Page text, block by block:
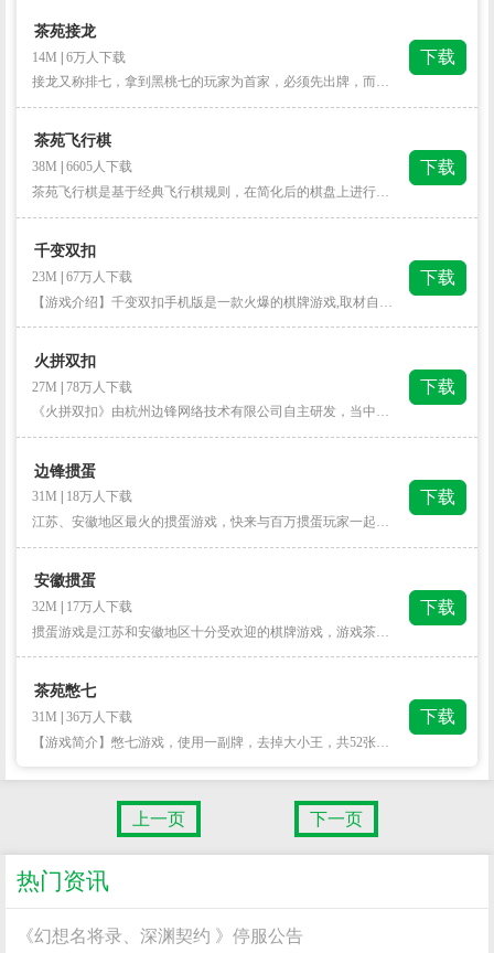
茶苑接龙
14M | 6万人下载
接龙又称排七，拿到黑桃七的玩家为首家，必须先出牌，而且必须为黑桃七，顾名思义，游戏名称就叫做排七，最后，桌面上会出现四色纸牌各接成一条龙，所以，也称之为接龙。
下载
茶苑飞行棋
38M
6605人下载
茶苑飞行棋是基于经典飞行棋规则，在简化后的棋盘上进行快速对决的休闲棋类游戏。在原汁原味的传统玩法上，又添加了创新的撞机规则，翻倍超刺激。 同时还有精美酷炫的飞机骰子皮肤，让你的飞行体验更极致。 运气与决策的天空对战，一触即发！
下载
千变双扣
23M
67万人下载
下载
火拼双扣
27M | 78万人下载
《火拼双扣》由杭州边锋网络技术有限公司自主研发，当中包含：原味双扣、双明双扣、千变双扣、百变双扣、火拼双扣玩法。火药味十足炸弹满天，超清画质Q萌妹玩转情场，火速带上你的队友，加入《火拼双扣》与大师一较高下，问鼎双扣琅琊榜！【游戏特色】八线九线十二线，天王炸弹秒对面！贡献翻倍奖励多，农民翻身做土豪！闪电组桌快休闲，凑齐四人有趣玩！
下载
边锋掼蛋
31M
18万人下载
江苏、安徽地区最火的掼蛋游戏，快来与百万掼蛋玩家一起打掼蛋！【纯正经典玩法】从2打到A，传统经典玩法让您爱不释手！【刺激赛事玩法】 晋级赛、挑战赛多样赛事，诚邀各路掼蛋高手见证实力、收获荣誉！【丰富任务奖励】签到奖励、任务奖励，每天免费送金币，玩的痛快玩的爽！ 【高品质游戏体验】独特的游戏风格界面，欢快的游戏背景音乐，丰富有趣的炸弹、钢板等动画！【丰厚破产补助】每日领取救济金，金币不足免费送您金币，天天都可以免费玩掼蛋！【公平游戏快速开局】极速开局，随机配桌，公平公正，想赢？我们靠的是实力！掼蛋是一款起源于江苏淮安的牌类游戏，掼蛋玩法规则由地方棋牌 “跑的快”和“八十分（升级）”发展衍变而来，因此也称之为“淮安掼蛋”。掼蛋游戏由四位玩家参与，两两一队，采取按照输赢升级的竞技方式进行，先打过A的一方获胜。游戏茶苑出品的手机掼蛋画面精美，操作流畅，超省流量，玩法经典纯正，让您随时随地畅享打掼蛋的乐趣。
下载
安徽掼蛋
32M
17万人下载
掼蛋游戏是江苏和安徽地区十分受欢迎的棋牌游戏，游戏茶苑出品的掼蛋游戏手机版画面精美，操作流畅，玩法纯正，让您随时随地都畅想打掼蛋的乐趣。【游戏特色】1.经典纯正的玩法规则 -- 采用从2打到A，经典本地玩法规则让你欲罢不能；2.紧张刺激的赛事玩法 -- 晋级赛、挑战赛多种多样的比赛活动，刺激有趣，与掼蛋高手同场竞技跳转不可能；3.奖品奖励拿到手软 -- 签到就有奖，完成任务也有奖，大奖小奖免费拿，快乐游戏轻松拿奖；4.高品质游戏体验 -- 游戏界面精美、背景音乐轻松，动画元素有趣；5.快速组桌无需等待 -- 随机组队公平公正，快速开局无需等候。 掼蛋打得好，说明有头脑；掼蛋打得精，说明思路清；快快一起来玩掼蛋游戏吧！
下载
茶苑憋七
31M | 36万人下载
【游戏简介】憋七游戏，使用一副牌，去掉大小王，共52张牌。玩家每人各发13张牌，以自己为主，不与其他玩家配合。游戏中以4个花色的7为基准接牌，无牌可接时则必须扣牌，玩家手中牌（不算扣下的牌）全部出完则游戏结束，游戏结算以扣牌点数最少或没有扣牌的玩家获胜。
下载
上一页 下一页
热门资讯
《幻想名将录、深渊契约 》停服公告